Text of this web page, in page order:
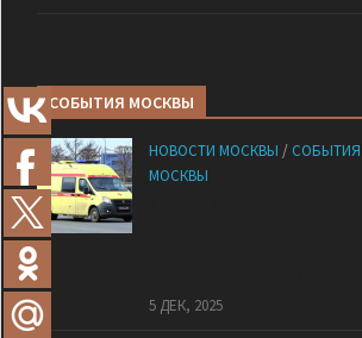
СОБЫТИЯ МОСКВЫ
НОВОСТИ МОСКВЫ / СОБЫТИЯ
МОСКВЫ
5 ДЕК, 2025